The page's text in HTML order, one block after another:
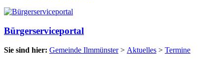
Bürgerserviceportal
Sie sind hier: Gemeinde Ilmmünster> Aktuelles > Termine